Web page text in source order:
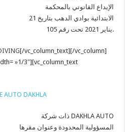
الإيداع القانوني بالمحكمة
الابتدائية بوادي الدهب بتاريخ 21
يناير 2021 تحت رقم 105.
[/vc_column_text][/vc_column]
»1/3″][vc_column_text
AUTO DAKHLA
ذات شركة DAKHLA AUTO
المسؤولية المحدودة وعنوان مقرها